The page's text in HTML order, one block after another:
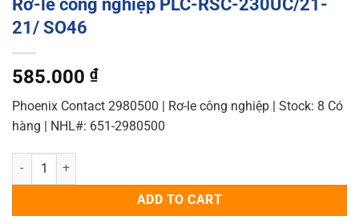
21/ SO46
585.000 ₫
Phoenix Contact 2980500 | Rơ-le công nghiệp | Stock: 8 Có
hàng | NHL#: 651-2980500
Rơ-le công nghiệp PLC-RSC-230UC/21-21/ SO46 quantity
ADD TO CART